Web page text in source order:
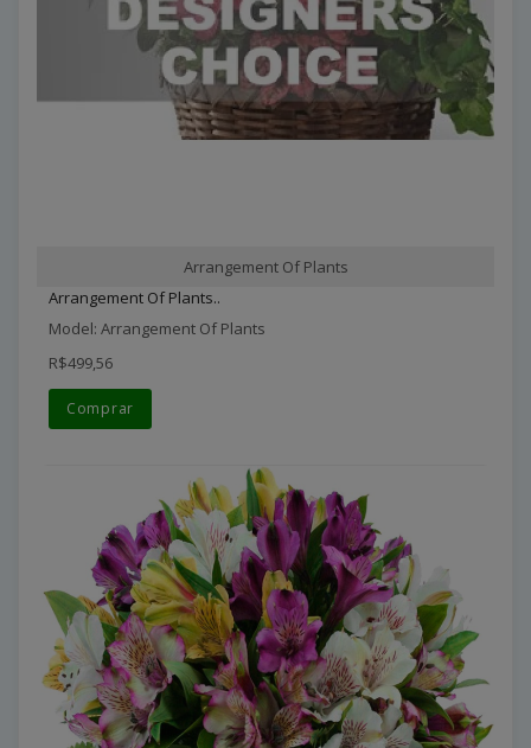
Arrangement Of Plants
Arrangement Of Plants..
Model: Arrangement Of Plants
R$499,56
Comprar